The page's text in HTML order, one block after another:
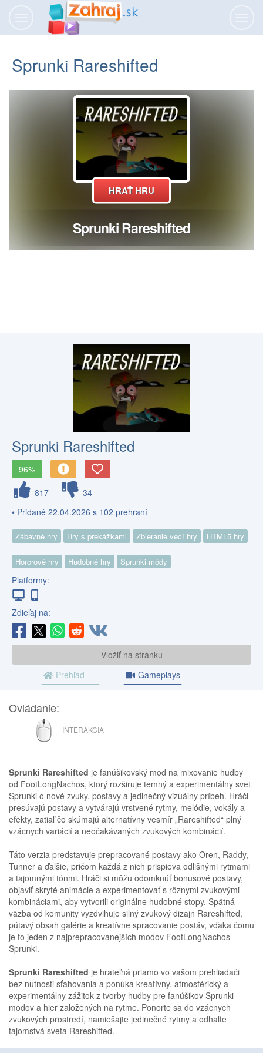
navigáciu
Sprunki Rareshifted
Sprunki Rareshifted
96%
817
34
• Pridané 22.04.2026 s 102 prehraní
Zábavné hry Hry s prekážkami Zbieranie vecí hry HTML5 hry
Hororové hry Hudobné hry Sprunki módy
Platformy:
Zdieľaj na:
Vložiť na stránku
Prehľad
Gameplays
Ovládanie:
MYŠ
INTERAKCIA
Sprunki Rareshifted je fanúšikovský mod na mixovanie hudby
od FootLongNachos, ktorý rozširuje temný a experimentálny svet
Sprunki o nové zvuky, postavy a jedinečný vizuálny príbeh. Hráči
presúvajú postavy a vytvárajú vrstvené rytmy, melódie, vokály a
efekty, zatiaľ čo skúmajú alternatívny vesmír „Rareshifted“ plný
vzácnych variácií a neočakávaných zvukových kombinácií.
Táto verzia predstavuje prepracované postavy ako Oren, Raddy,
Tunner a ďalšie, pričom každá z nich prispieva odlišnými rytmami
a tajomnými tónmi. Hráči si môžu odomknúť bonusové postavy,
objaviť skryté animácie a experimentovať s rôznymi zvukovými
kombináciami, aby vytvorili originálne hudobné stopy. Spätná
väzba od komunity vyzdvihuje silný zvukový dizajn Rareshifted,
pútavý obsah galérie a kreatívne spracovanie postáv, vďaka čomu
je to jeden z najprepracovanejších modov FootLongNachos
Sprunki.
Sprunki Rareshifted je hrateľná priamo vo vašom prehliadači
bez nutnosti sťahovania a ponúka kreatívny, atmosférický a
experimentálny zážitok z tvorby hudby pre fanúšikov Sprunki
modov a hier založených na rytme. Ponorte sa do vzácnych
zvukových prostredí, namiešajte jedinečné rytmy a odhaľte
tajomstvá sveta Rareshifted.